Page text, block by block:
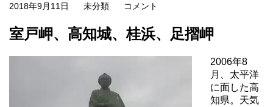
2018年9月11日 未分類 コメント
室戸岬、高知城、桂浜、足摺岬
2006年8
月、太平洋
に面した高
知県。天気